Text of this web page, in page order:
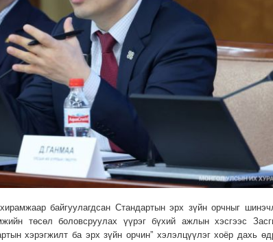
байгуулагдсан Стандартын эрх зүйн орчныг
төсөл боловсруулах үүрэг бүхий ажлын хэсгээс
хэрэгжилт ба эрх зүйн орчин” хэлэлцүүлэг хоёр дахь